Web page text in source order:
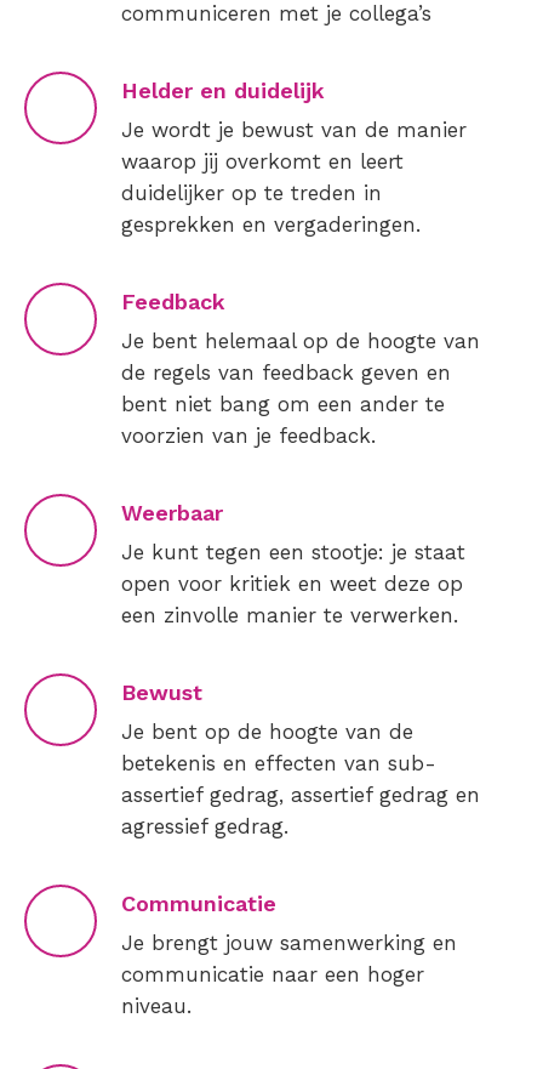
communiceren met je collega’s
Helder en duidelijk
Je wordt je bewust van de manier
waarop jij overkomt en leert
duidelijker op te treden in
gesprekken en vergaderingen.
Feedback
Je bent helemaal op de hoogte van
de regels van feedback geven en
bent niet bang om een ander te
voorzien van je feedback.
Weerbaar
Je kunt tegen een stootje: je staat
open voor kritiek en weet deze op
een zinvolle manier te verwerken.
Bewust
Je bent op de hoogte van de
betekenis en effecten van sub-
assertief gedrag, assertief gedrag en
agressief gedrag.
Communicatie
Je brengt jouw samenwerking en
communicatie naar een hoger
niveau.